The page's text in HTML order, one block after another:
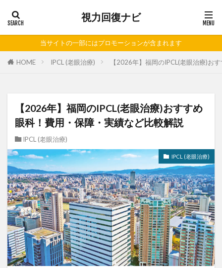
視力回復ナビ
当サイトの一部にはプロモーションが含まれます
HOME IPCL (老眼治療) 【2026年】福岡のIPCL(老眼治療)お
【2026年】福岡のIPCL(老眼治療)おすすめ
眼科！費用・保障・実績など比較解説
IPCL (老眼治療)
IPCL (老眼治療)